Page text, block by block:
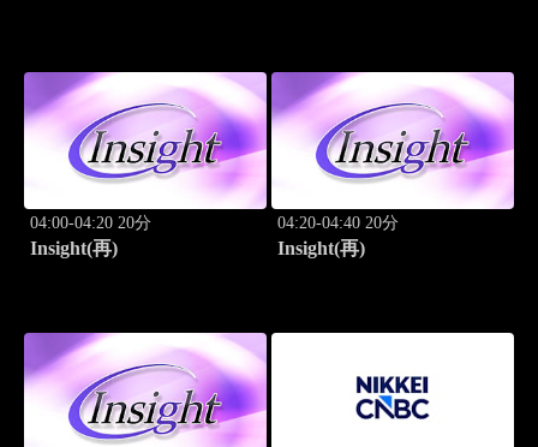
04:00-04:20 20分
Insight(再)
04:20-04:40 20分
Insight(再)